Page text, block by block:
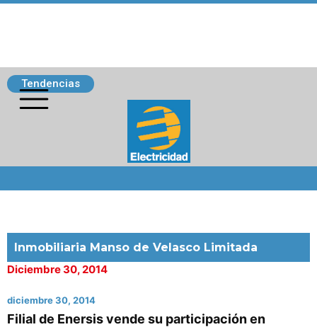
Tendencias
Inmobiliaria Manso de Velasco Limitada
Diciembre 30, 2014
diciembre 30, 2014
Filial de Enersis vende su participación en